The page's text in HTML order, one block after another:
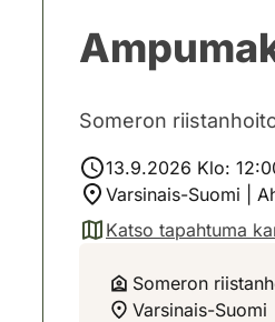
Someron
13.9.2026 Klo:
Varsinais-Suomi |
Katso tapahtuma
(avautuu uuteen
Someron
Varsinais-Suomi